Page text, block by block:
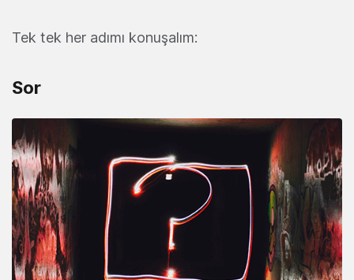
Tek tek her adımı konuşalım:
Sor